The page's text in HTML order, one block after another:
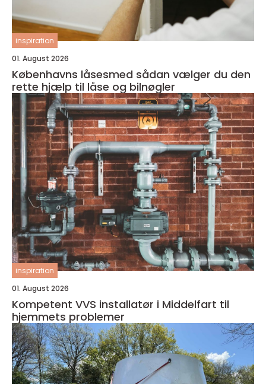
inspiration
01. August 2026
Københavns låsesmed sådan vælger du den
rette hjælp til låse og bilnøgler
inspiration
01. August 2026
Kompetent VVS installatør i Middelfart til
hjemmets problemer